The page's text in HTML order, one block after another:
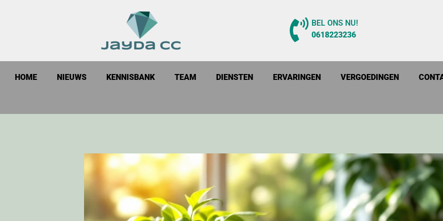
BEL ONS NU!
0618223236
HOME NIEUWS KENNISBANK TEAM DIENSTEN ERVARINGEN VERGOEDINGEN